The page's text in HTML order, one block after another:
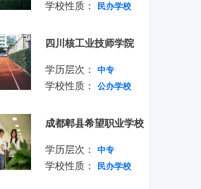
学校性质： 民办学校
四川核工业技师学院
学历层次： 中专
学校性质： 公办学校
成都郫县希望职业学校
学历层次： 中专
学校性质： 民办学校